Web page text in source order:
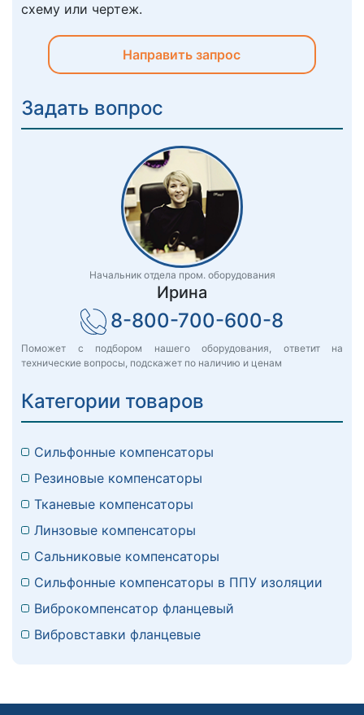
схему или чертеж.
Направить запрос
Задать вопрос
Начальник отдела пром. оборудования
Ирина
8-800-700-600-8
Поможет с подбором нашего оборудования, ответит на
технические вопросы, подскажет по наличию и ценам
Категории товаров
Сильфонные компенсаторы
Резиновые компенсаторы
Тканевые компенсаторы
Линзовые компенсаторы
Сальниковые компенсаторы
Сильфонные компенсаторы в ППУ изоляции
Виброкомпенсатор фланцевый
Вибровставки фланцевые